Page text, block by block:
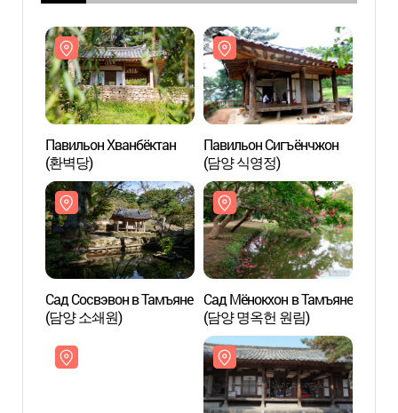
Павильон Хванбёктан
(환벽당)
Павильон Сигъёнчжон
(담양 식영정)
Сад Сосвэвон в Тамъяне
(담양 소쇄원)
Сад Мёнокхон в Тамъяне
(담양 명옥헌 원림)